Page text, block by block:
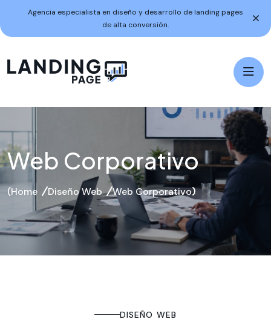
Agencia especialista en diseño y desarrollo de landing pages
de alta conversión.
Web Corporativo
Home Diseño Web Web Corporativo
DISEÑO WEB